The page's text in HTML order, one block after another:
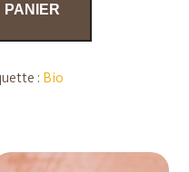
PANIER
: Bio